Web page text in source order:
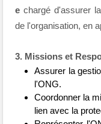
e chargé d'assurer
de l'organisation, en
3. Missions et
Assurer la
l'ONG.
Coordonner la
lien avec la